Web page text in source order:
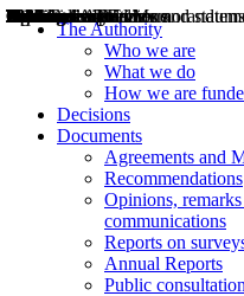
The Authority
Who we are
What we do
How we are
Decisions
Documents
Agreements and
Recommendations
Opinions,
communications
Reports on
Annual Reports
Public
Decisions
Opinions
Public consultations
Hearings
Recommendations
Agreements and
Relazioni annuali
Misure di regolazione
News
Press Releases
Bollettini ART
Convegni ART
President’s interviews
Top articles
President’s speeches and
2004
2005
2010
2013
2014
2015
2016
2017
2018
2019
202
2020
2021
2022
2023
2024
2025
2026
Aereo
Marittimo
Terrestre